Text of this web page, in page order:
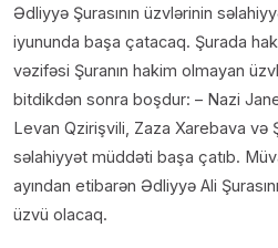
Ədliyyə Şurasının üzvlərinin
iyununda başa çatacaq. Şurada
vəzifəsi Şuranın hakim olmayan
bitdikdən sonra boşdur: – Nazi
Levan Qzirişvili, Zaza Xarebava və
səlahiyyət müddəti başa çatıb.
ayından etibarən Ədliyyə Ali
üzvü olacaq.